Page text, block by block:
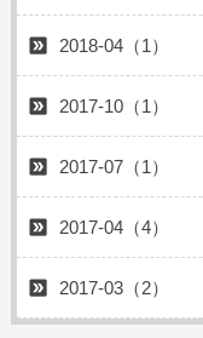
2018-04（1）
2017-10（1）
2017-07（1）
2017-04（4）
2017-03（2）